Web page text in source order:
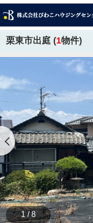
栗東市出庭 (1物件)
1 / 8